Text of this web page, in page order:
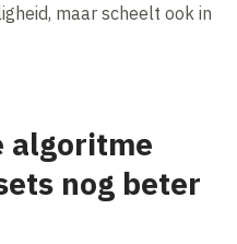
maar scheelt ook in
algoritme
nog beter